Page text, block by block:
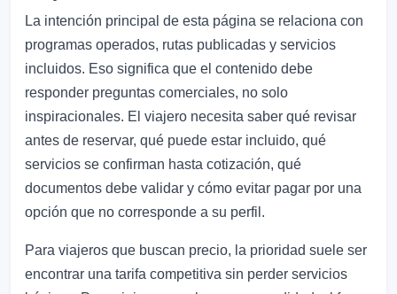
La intención principal de esta página se relaciona con
programas operados, rutas publicadas y servicios
incluidos. Eso significa que el contenido debe
responder preguntas comerciales, no solo
inspiracionales. El viajero necesita saber qué revisar
antes de reservar, qué puede estar incluido, qué
servicios se confirman hasta cotización, qué
documentos debe validar y cómo evitar pagar por una
opción que no corresponde a su perfil.
Para viajeros que buscan precio, la prioridad suele ser
encontrar una tarifa competitiva sin perder servicios